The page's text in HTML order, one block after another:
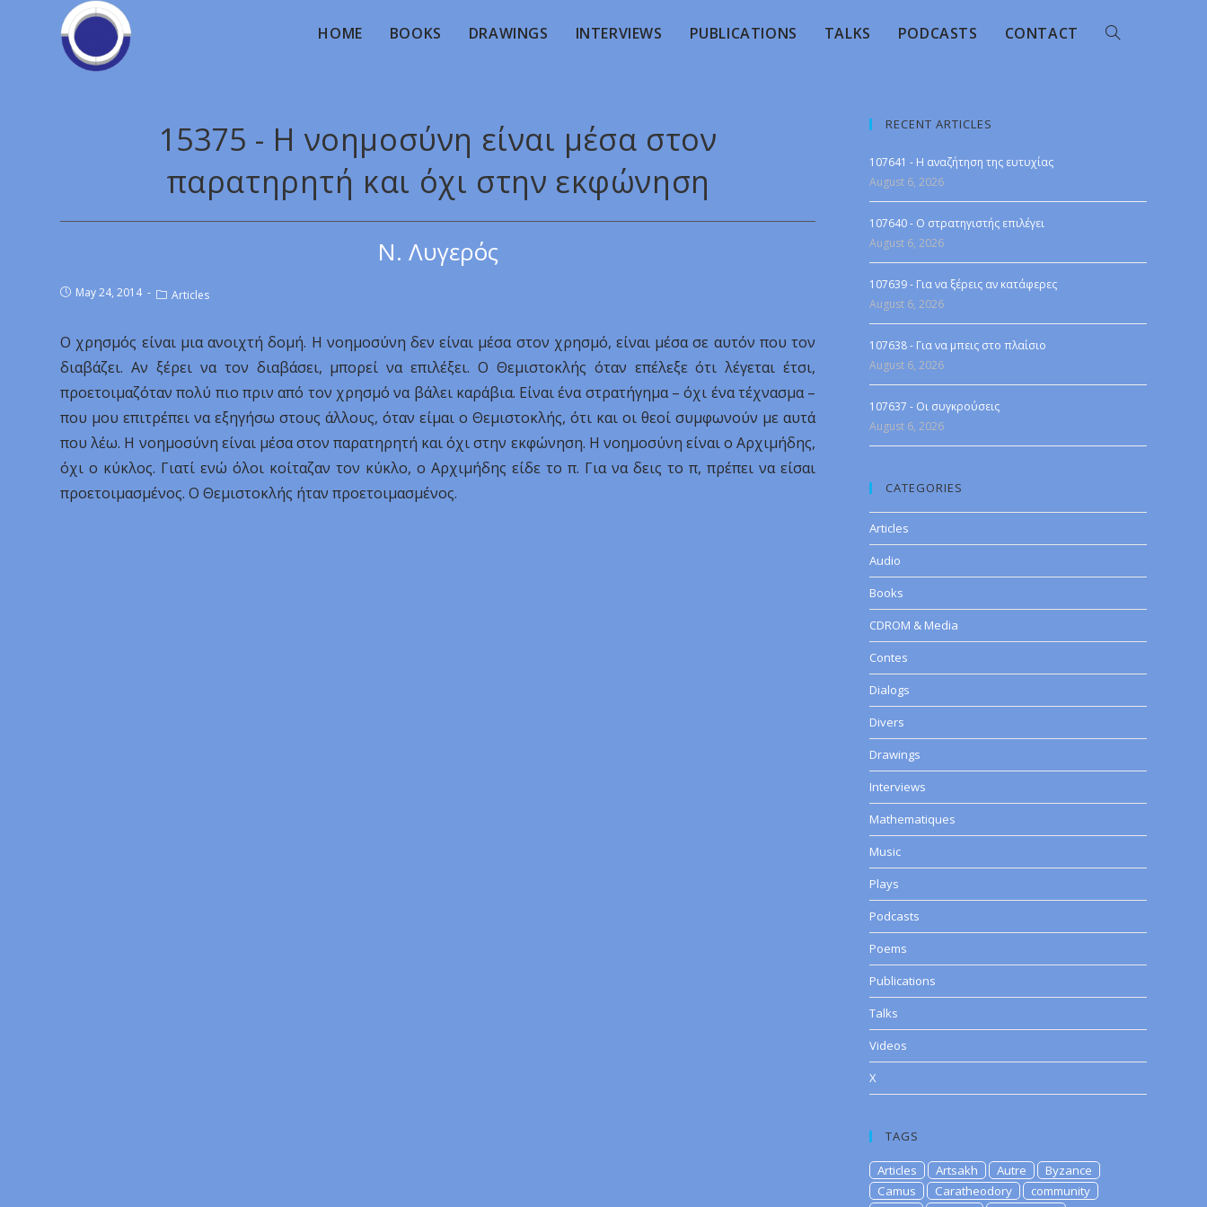
HOME BOOKS DRAWINGS INTERVIEWS PUBLICATIONS TALKS PODCASTS CONTACT
15375 - Η νοημοσύνη είναι μέσα στον
παρατηρητή και όχι στην εκφώνηση
Ν. Λυγερός
May 24, 2014 Articles
Ο χρησμός είναι μια ανοιχτή δομή. Η νοημοσύνη δεν είναι μέσα στον χρησμό, είναι μέσα σε αυτόν που τον
διαβάζει. Αν ξέρει να τον διαβάσει, μπορεί να επιλέξει. Ο Θεμιστοκλής όταν επέλεξε ότι λέγεται έτσι,
προετοιμαζόταν πολύ πιο πριν από τον χρησμό να βάλει καράβια. Είναι ένα στρατήγημα – όχι ένα τέχνασμα –
που μου επιτρέπει να εξηγήσω στους άλλους, όταν είμαι ο Θεμιστοκλής, ότι και οι θεοί συμφωνούν με αυτά
που λέω. Η νοημοσύνη είναι μέσα στον παρατηρητή και όχι στην εκφώνηση. Η νοημοσύνη είναι ο Αρχιμήδης,
όχι ο κύκλος. Γιατί ενώ όλοι κοίταζαν τον κύκλο, ο Αρχιμήδης είδε το π. Για να δεις το π, πρέπει να είσαι
προετοιμασμένος. Ο Θεμιστοκλής ήταν προετοιμασμένος.
RECENT ARTICLES
107641 - Η αναζήτηση της ευτυχίας
August 6, 2026
107640 - Ο στρατηγιστής επιλέγει
August 6, 2026
107639 - Για να ξέρεις αν κατάφερες
August 6, 2026
107638 - Για να μπεις στο πλαίσιο
August 6, 2026
107637 - Οι συγκρούσεις
August 6, 2026
CATEGORIES
Articles
Audio
Books
CDROM & Media
Contes
Dialogs
Divers
Drawings
Interviews
Mathematiques
Music
Plays
Podcasts
Poems
Publications
Talks
Videos
X
TAGS
Articles Artsakh Autre
Byzance
Camus
Caratheodory
community